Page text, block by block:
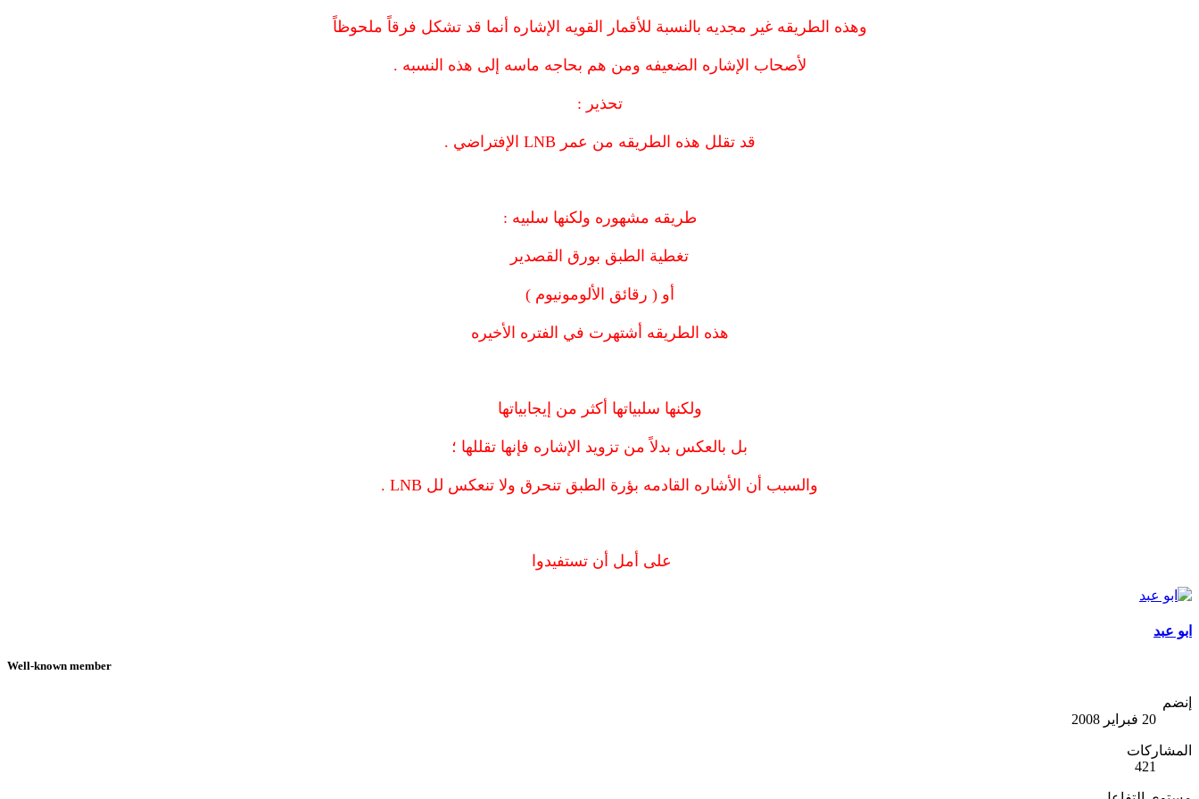
وهذه الطريقه غير مجديه بالنسبة للأقمار القويه الإشاره أنما قد تشكل فرقاً ملحوظاً
لأصحاب الإشاره الضعيفه ومن هم بحاجه ماسه إلى هذه النسبه .
تحذير :
قد تقلل هذه الطريقه من عمر LNB الإفتراضي .
طريقه مشهوره ولكنها سلبيه :
تغطية الطبق بورق القصدير
أو ( رقائق الألومونيوم )
هذه الطريقه أشتهرت في الفتره الأخيره
ولكنها سلبياتها أكثر من إيجابياتها
بل بالعكس بدلاً من تزويد الإشاره فإنها تقللها ؛
والسبب أن الأشاره القادمه بؤرة الطبق تنحرق ولا تنعكس لل LNB .
على أمل أن تستفيدوا
ابو عبد
Well-known member
إنضم
20 فبراير 2008
المشاركات
421